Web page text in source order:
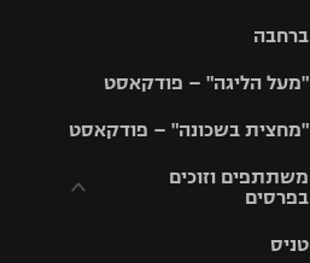
ברחבה
"מעל הליגה" – פודקאסט
"מחצית בשכונה" – פודקאסט
משתתפים וזוכים
בפרסים
טניס